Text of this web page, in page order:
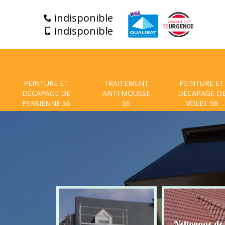
indisponible
indisponible
PEINTURE ET
DÉCAPAGE DE
PERSIENNE 56
TRAITEMENT
ANTI MOUSSE
56
PEINTURE ET
DÉCAPAGE
VOLET 56